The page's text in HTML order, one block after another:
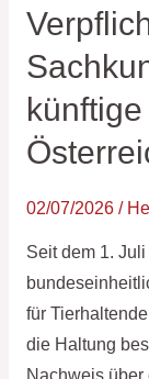
02/07/2026 /
Seit dem 1.
für
die Haltung
Verpflichtender
für
künftige
Tierhaltende
in
Österreich